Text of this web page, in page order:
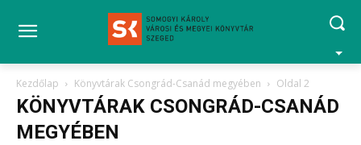
Kezdőlap Könyvtárak Csongrád-Csanád megyében Oldal 2
KÖNYVTÁRAK CSONGRÁD-CSANÁD
MEGYÉBEN